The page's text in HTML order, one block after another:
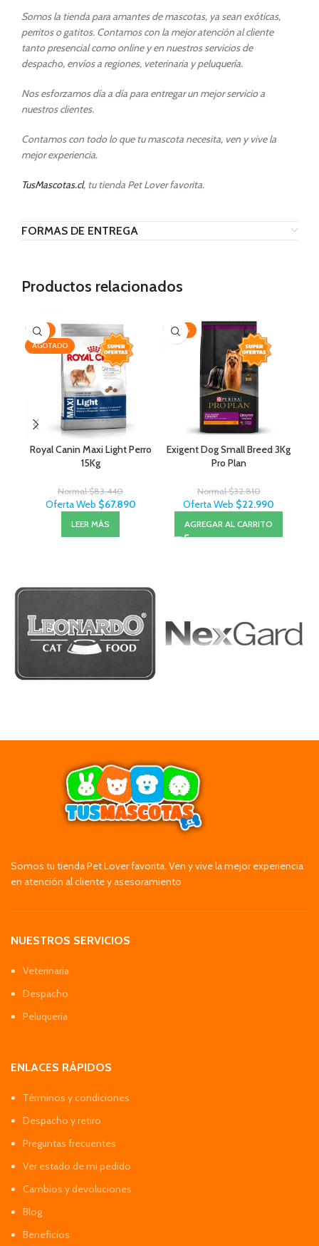
Somos la tienda para amantes de mascotas, ya sean exóticas,
perritos o gatitos. Contamos con la mejor atención al cliente
tanto presencial como online y en nuestros servicios de
despacho, envíos a regiones, veterinaria y peluquería.
Nos esforzamos día a día para entregar un mejor servicio a
nuestros clientes.
Contamos con todo lo que tu mascota necesita, ven y vive la
mejor experiencia.
TusMascotas.cl, tu tienda Pet Lover favorita.
FORMAS DE ENTREGA
Productos relacionados
-19%
AGOTADO
Royal Canin Maxi Light Perro
15Kg
Normal$83.440
Oferta Web $67.890
LEER MÁS
-30%
Exigent Dog Small Breed 3Kg
Pro Plan
Normal$32.810
Oferta Web $22.990
AGREGAR AL CARRITO
Somos tu tienda Pet Lover favorita. Ven y vive la mejor experiencia
en atención al cliente y asesoramiento
NUESTROS SERVICIOS
Veterinaria
Despacho
Peluquería
ENLACES RÁPIDOS
Términos y condiciones
Despacho y retiro
Preguntas frecuentes
Ver estado de mi pedido
Cambios y devoluciones
Blog
Beneficios